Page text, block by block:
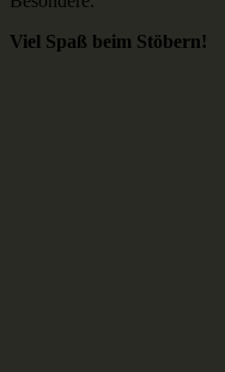
Viel Spaß beim Stöbern!